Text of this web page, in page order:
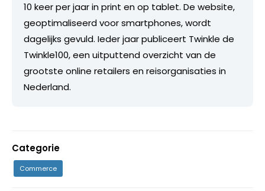
10 keer per jaar in print en op tablet. De website,
geoptimaliseerd voor smartphones, wordt
dagelijks gevuld. Ieder jaar publiceert Twinkle de
Twinkle100, een uitputtend overzicht van de
grootste online retailers en reisorganisaties in
Nederland.
Categorie
Commerce